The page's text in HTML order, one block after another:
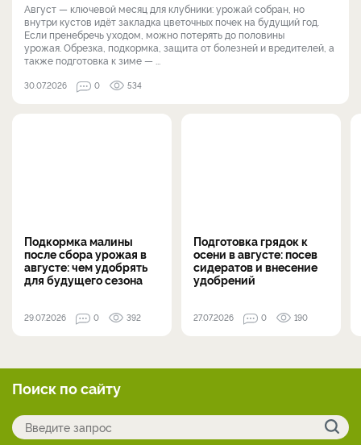
Август — ключевой месяц для клубники: урожай собран, но
внутри кустов идёт закладка цветочных почек на будущий год.
Если пренебречь уходом, можно потерять до половины
урожая. Обрезка, подкормка, защита от болезней и вредителей, а
также подготовка к зиме — ...
30.07.2026 0 534
Подкормка малины
после сбора урожая в
августе: чем удобрять
для будущего сезона
29.07.2026 0 392
Подготовка грядок к
осени в августе: посев
сидератов и внесение
удобрений
27.07.2026 0 190
Поиск по сайту